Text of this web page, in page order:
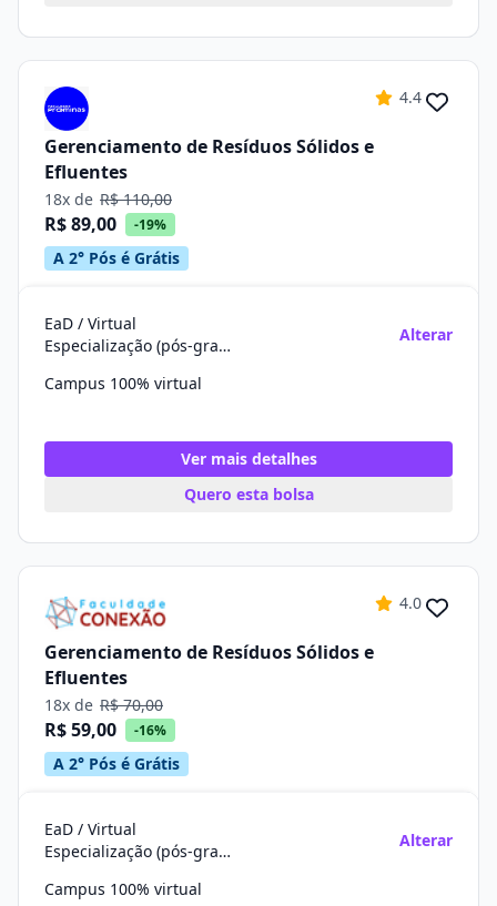
4.4
Gerenciamento de Resíduos Sólidos e
Efluentes
18x de R$ 110,00
R$ 89,00 -19%
A 2° Pós é Grátis
EaD / Virtual
Especialização (pós-graduação)
Alterar
Campus 100% virtual
Ver mais detalhes
Quero esta bolsa
4.0
Gerenciamento de Resíduos Sólidos e
Efluentes
18x de R$ 70,00
R$ 59,00 -16%
A 2° Pós é Grátis
EaD / Virtual
Especialização (pós-graduação)
Alterar
Campus 100% virtual